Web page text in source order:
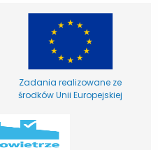
Zadania realizowane ze
środków Unii Europejskiej